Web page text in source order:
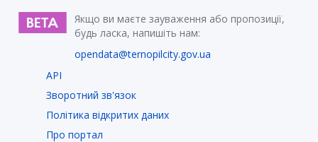
Якщо ви маєте зауваження або пропозиції,
будь ласка, напишіть нам:
opendata@ternopilcity.gov.ua
API
Зворотний зв'язок
Політика відкритих даних
Про портал